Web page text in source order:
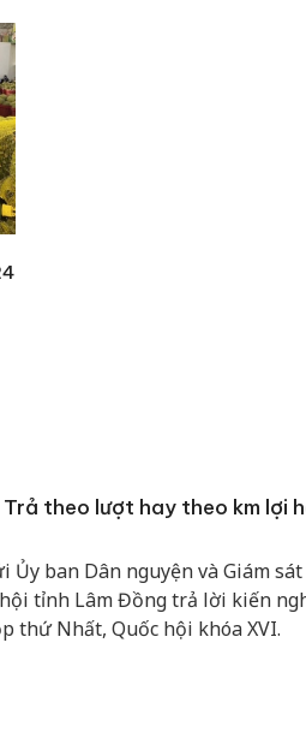
theo lượt hay theo km lợi
Ủy ban Dân nguyện và Giám sát
tỉnh Lâm Đồng trả lời kiến
thứ Nhất, Quốc hội khóa XVI.